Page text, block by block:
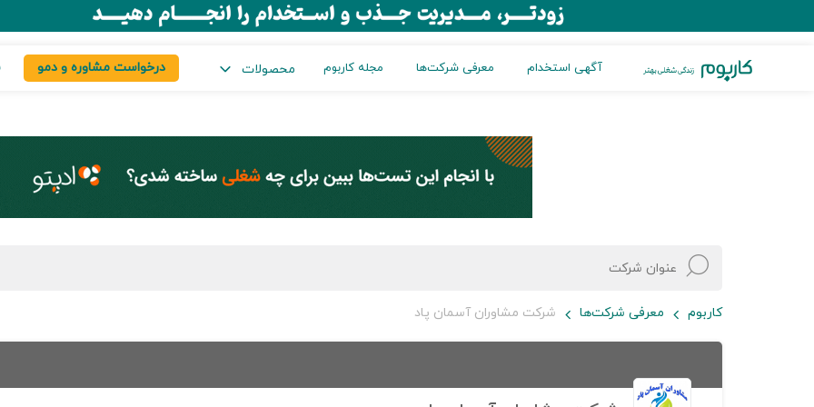
آگهی استخدام معرفی شرکت‌ها مجله کاربوم محصولات درخواست مشاوره و دمو
کاربوم معرفی شرکت‌ها شرکت مشاوران آسمان پاد